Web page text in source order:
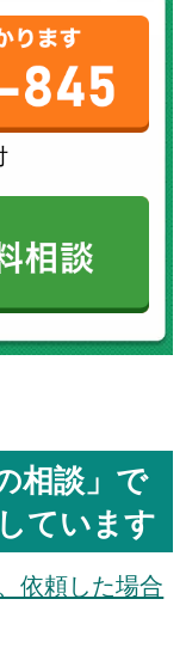
相談」で
ています
依頼した場合